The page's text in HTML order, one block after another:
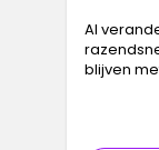
AI
blijven